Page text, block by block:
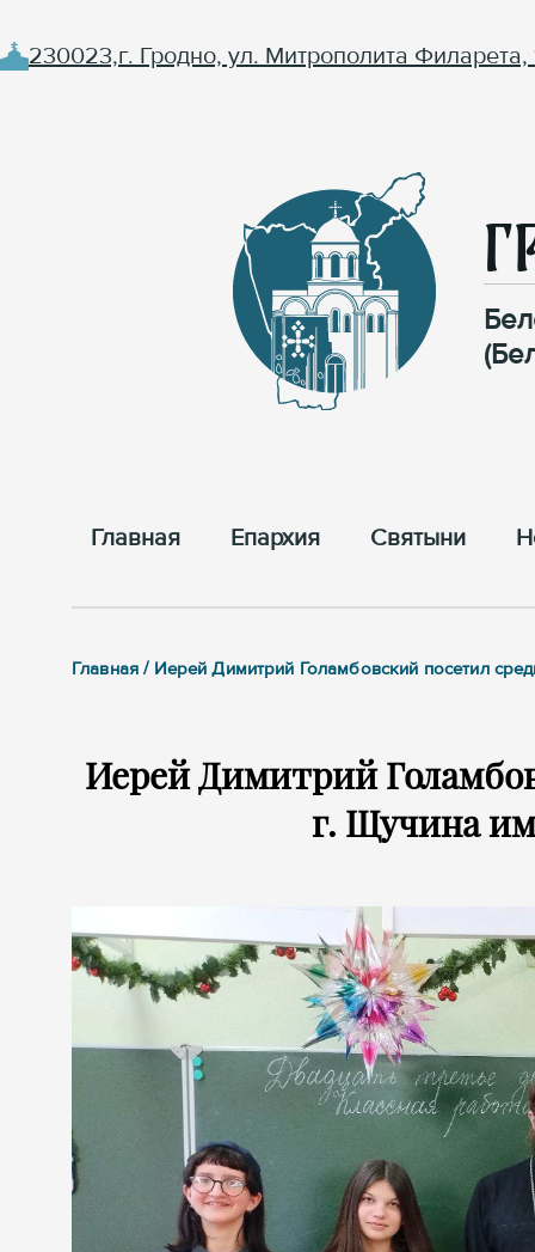
230023,г. Гродно, ул. Митрополита Филарета,
Главная Епархия Cвятыни
Главная / Иерей Димитрий Голамбовский посетил
Иерей Димитрий
г. Щучина